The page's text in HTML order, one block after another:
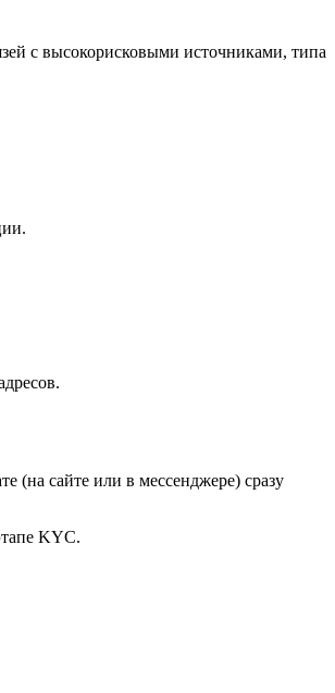
с высокорисковыми источниками, типа
(на сайте или в мессенджере) сразу
KYC.